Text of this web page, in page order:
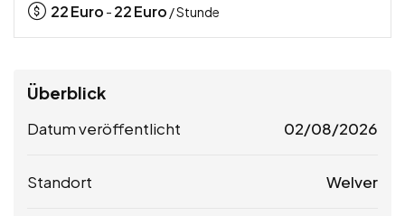
22Euro - 22Euro / Stunde
Überblick
Datum veröffentlicht 02/08/2026
Standort Welver